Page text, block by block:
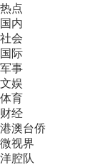
热点
国内
社会
国际
军事
文娱
体育
财经
港澳台侨
微视界
洋腔队